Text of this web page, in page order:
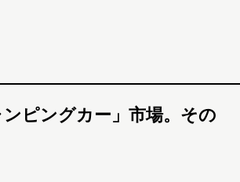
ピングカー」市場。その